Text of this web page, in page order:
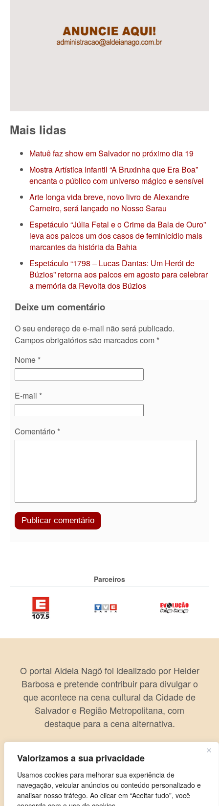
Valorizamos a sua privacidade
Usamos cookies para melhorar sua experiência de
navegação, veicular anúncios ou conteúdo personalizado e
analisar nosso tráfego. Ao clicar em “Aceitar tudo”, você
Mais lidas
Matuê faz show em Salvador no próximo dia 19
Mostra Artística Infantil “A Bruxinha que Era Boa”
encanta o público com universo mágico e sensível
Arte longa vida breve, novo livro de Alexandre
Carneiro, será lançado no Nosso Sarau
Espetáculo “Júlia Fetal e o Crime da Bala de Ouro”
leva aos palcos um dos casos de feminicídio mais
marcantes da história da Bahia
Espetáculo “1798 – Lucas Dantas: Um Herói de
Búzios” retorna aos palcos em agosto para celebrar
a memória da Revolta dos Búzios
Deixe um comentário
O seu endereço de e-mail não será publicado.
Campos obrigatórios são marcados com *
Nome *
E-mail *
Comentário *
Parceiros
O portal Aldeia Nagô foi idealizado por Helder
Barbosa e pretende contribuir para divulgar o
que acontece na cena cultural da Cidade de
Salvador e Região Metropolitana, com
destaque para a cena alternativa.